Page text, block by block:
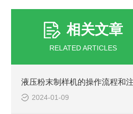
相关文章
RELATED ARTICLES
2024-01-09